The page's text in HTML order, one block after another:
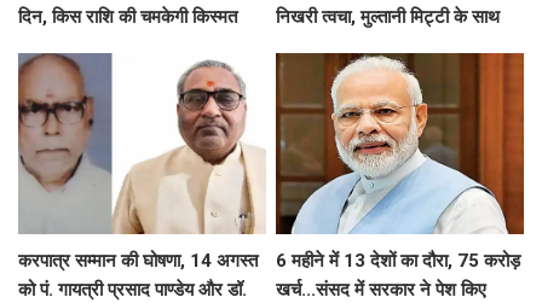
दिन, किस राशि की चमकेगी किस्मत
निखरी त्वचा, मुल्तानी मिट्टी के साथ
करपात्र सम्मान की घोषणा, 14 अगस्त
को पं. गायत्री प्रसाद पाण्डेय और डॉ.
6 महीने में 13 देशों का दौरा, 75 करोड़
खर्च...संसद में सरकार ने पेश किए